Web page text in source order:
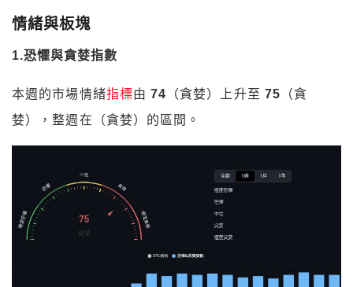
情緒與板塊
1.恐懼與貪婪指數
本週的市場情緒指標由 74 （貪婪）上升至 75 （貪
婪），整週在（貪婪）的區間。